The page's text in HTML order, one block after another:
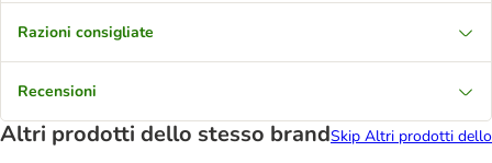
Razioni consigliate
Recensioni
Altri prodotti dello stesso brandSkip Altri prodotti dello